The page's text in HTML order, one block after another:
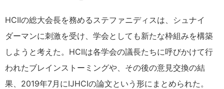
g
a
HCIIの総大会長を務めるステファニディスは、シュナイ
ダーマンに刺激を受け、学会としても新たな枠組みを構築
しようと考えた。HCIIは各学会の議長たちに呼びかけて行
われたブレインストーミングや、その後の意見交換の結
果、2019年7月にIJHCIの論文という形にまとめられた。